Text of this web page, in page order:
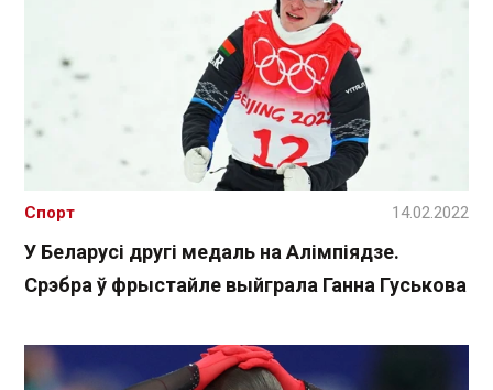
У Беларусі другі медаль на Алімпіядзе.
Срэбра ў фрыстайле выйграла Ганна Гуськова
Спорт 14.02.2022